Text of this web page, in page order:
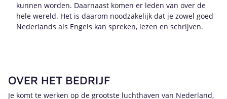
kunnen worden. Daarnaast komen er leden van over de
hele wereld. Het is daarom noodzakelijk dat je zowel goed
Nederlands als Engels kan spreken, lezen en schrijven.
OVER HET BEDRIJF
Je komt te werken op de grootste luchthaven van Nederland,